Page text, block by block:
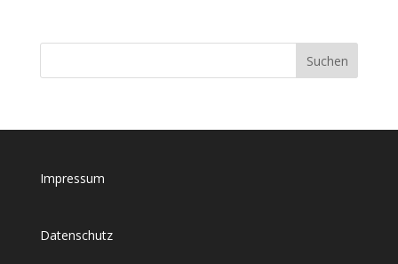
Impressum
Datenschutz